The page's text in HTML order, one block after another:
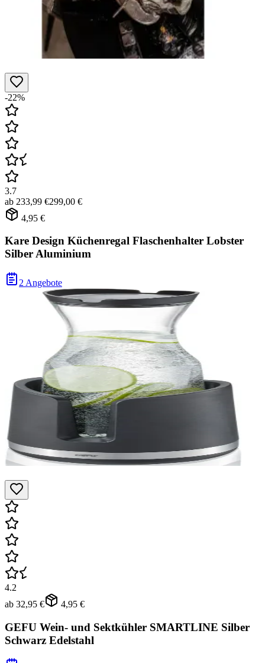
-22%
3.7
ab 233,99 €299,00 €
4,95 €
Kare Design Küchenregal Flaschenhalter Lobster
Silber Aluminium
2 Angebote
4.2
ab 32,95 € 4,95 €
GEFU Wein- und Sektkühler SMARTLINE Silber
Schwarz Edelstahl